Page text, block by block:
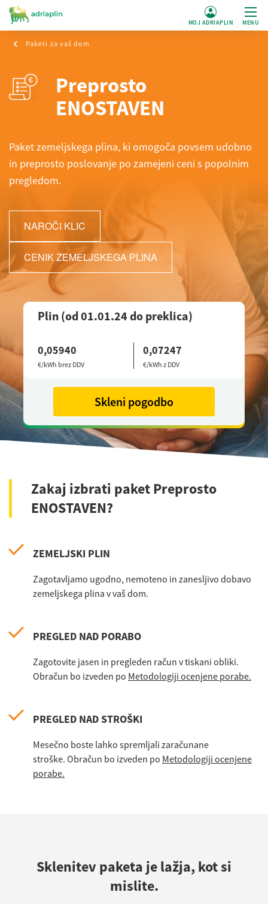
MOJ ADRIAPLIN MENU
Paketi za vaš dom
Preprosto
ENOSTAVEN
Paket zemeljskega plina, ki omogoča povsem udobno
in preprosto poslovanje po zamejeni ceni s popolnim
pregledom.
NAROČI KLIC
CENIK ZEMELJSKEGA PLINA
Plin (od 01.01.24 do preklica)
0,05940
€/kWh brez DDV
0,07247
€/kWh z DDV
Skleni pogodbo
Zakaj izbrati paket Preprosto
ENOSTAVEN?
ZEMELJSKI PLIN
Zagotavljamo ugodno, nemoteno in zanesljivo dobavo
zemeljskega plina v vaš dom.
PREGLED NAD PORABO
Zagotovite jasen in pregleden račun v tiskani obliki.
Obračun bo izveden po Metodologiji ocenjene porabe.
PREGLED NAD STROŠKI
Mesečno boste lahko spremljali zaračunane
stroške. Obračun bo izveden po Metodologiji ocenjene
porabe.
Sklenitev paketa je lažja, kot si
mislite.